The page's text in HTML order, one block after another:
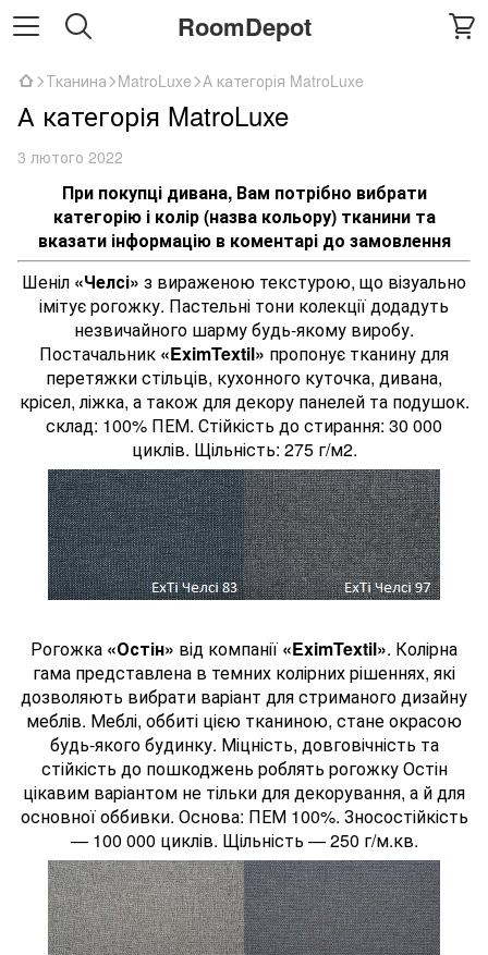
RoomDepot
Тканина MatroLuxe А категорія MatroLuxe
А категорія MatroLuxe
3 лютого 2022
При покупці дивана, Вам потрібно вибрати
категорію і колір (назва кольору) тканини та
вказати інформацію в коментарі до замовлення
Шеніл «Челсі» з вираженою текстурою, що візуально
імітує рогожку. Пастельні тони колекції додадуть
незвичайного шарму будь-якому виробу.
Постачальник «EximTextil» пропонує тканину для
перетяжки стільців, кухонного куточка, дивана,
крісел, ліжка, а також для декору панелей та подушок.
склад: 100% ПЕМ. Стійкість до стирання: 30 000
циклів. Щільність: 275 г/м2.
Рогожка «Остін» від компанії «EximTextil». Колірна
гама представлена в темних колірних рішеннях, які
дозволяють вибрати варіант для стриманого дизайну
меблів. Меблі, оббиті цією тканиною, стане окрасою
будь-якого будинку. Міцність, довговічність та
стійкість до пошкоджень роблять рогожку Остін
цікавим варіантом не тільки для декорування, а й для
основної оббивки. Основа: ПЕМ 100%. Зносостійкість
— 100 000 циклів. Щільність — 250 г/м.кв.